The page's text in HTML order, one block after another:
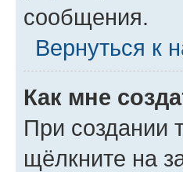
сообщения.
Вернуться к
Как мне
При создании
щёлкните на